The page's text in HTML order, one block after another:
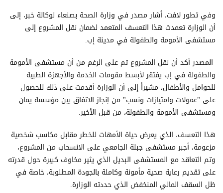
وفي تطور لافت، أشار مصدر في وزارة الصحة بصنعاء لوكالة خبر، إلى
أن الوزارة تعمدت هذا التعسف المتعمد لضمان نقل المشروع إلى
مستشفى الأمومة والطفولة في مدينة إب.
المصدر أكد أن نقل المشروع تم على الرغم من أن مستشفى الأمومة
والطفولة في إب يفتقر لأبسط مقومات الخدمة والأجهزة الطبية
للحوامل والأطفال، مشيراً إلى أن الوزارة أقدمت على ذلك للحصول
على "عمولات وامتيازات ونسب" من إنجاز الاتفاق بين مؤسسة يمان
ومستشفى الأمومة والطفولة، من قبل الأخير.
هذا التعسف، الذي يعرض حياة الأمهات للخطر مقابل مكاسب شخصية
مزعومة، أجبر مستشفى جبلة الجامعي على الانسحاب من المشروع،
وتم التعاقد مع المستشفى البديل الذي يثير مخاوف كبيرة حول قدرته
على تقديم رعاية صحية مأمونة وكاملة بالجودة المطلوبة، خاصة في
ظل السقف المالي المنخفض الذي حددته الوزارة.